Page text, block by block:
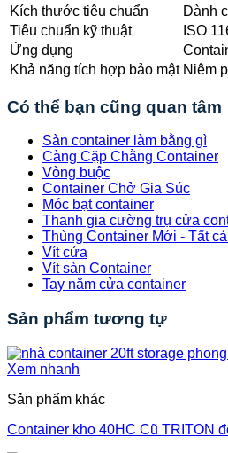
Kích thước tiêu chuẩn
Dành
Tiêu chuẩn kỹ thuật
ISO
Ứng dụng
Khả năng tích hợp bảo mật Niêm
Có thể bạn cũng quan tâm
Sàn container làm bằng gì
Càng Cặp Chằng Container
Vòng buộc
Container Chở Gia Súc
Móc bạt container
Thanh gia cường trụ cửa
Thùng Container Mới - Tất
Vít cửa
Vít sàn Container
Tay nắm cửa container
Sản phẩm tương tự
Xem nhanh
Sản phẩm khác
Container kho 40HC Cũ TRITON